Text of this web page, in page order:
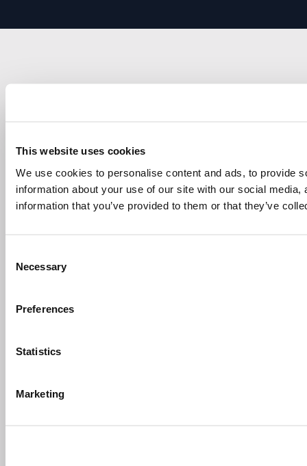
This website uses cookies
We use cookies to personalise content and ads, to provide
information about your use of our site with our social
information that you’ve provided to them or that they’ve
Selection
Necessary
Preferences
Statistics
Marketing